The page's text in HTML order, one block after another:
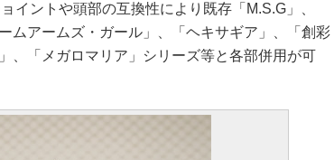
イントや頭部の互換性により既存「M.S.G」、
ムアームズ・ガール」、「ヘキサギア」、「創彩
、「メガロマリア」シリーズ等と各部併用が可